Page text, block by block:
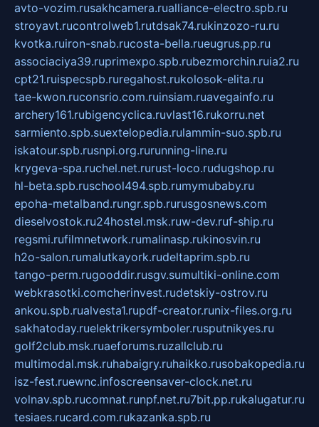
avto-vozim.rusakhcamera.rualliance-electro.spb.ru
stroyavt.rucontrolweb1.rutdsak74.rukinzozo-ru.ru
kvotka.ruiron-snab.rucosta-bella.rueugrus.pp.ru
associaciya39.ruprimexpo.spb.rubezmorchin.ruia2.ru
cpt21.ruispecspb.ruregahost.rukolosok-elita.ru
tae-kwon.ruconsrio.com.ruinsiam.ruavegainfo.ru
archery161.rubigencyclica.ruvlast16.rukorru.net
sarmiento.spb.suextelopedia.rulammin-suo.spb.ru
iskatour.spb.rusnpi.org.rurunning-line.ru
krygeva-spa.ruchel.net.rurust-loco.rudugshop.ru
hl-beta.spb.ruschool494.spb.rumymubaby.ru
epoha-metalband.rungr.spb.rurusgosnews.com
dieselvostok.ru24hostel.msk.ruw-dev.ruf-ship.ru
regsmi.rufilmnetwork.rumalinasp.rukinosvin.ru
h2o-salon.rumalutkayork.rudeltaprim.spb.ru
tango-perm.rugooddir.rusgv.sumultiki-online.com
webkrasotki.comcherinvest.rudetskiy-ostrov.ru
ankou.spb.rualvesta1.rupdf-creator.runix-files.org.ru
sakhatoday.ruelektrikersymboler.rusputnikyes.ru
golf2club.msk.ruaeforums.ruzallclub.ru
multimodal.msk.ruhabaigry.ruhaikko.rusobakopedia.ru
isz-fest.ruewnc.infoscreensaver-clock.net.ru
volnav.spb.rucomnat.runpf.net.ru7bit.pp.rukalugatur.ru
tesiaes.rucard.com.rukazanka.spb.ru